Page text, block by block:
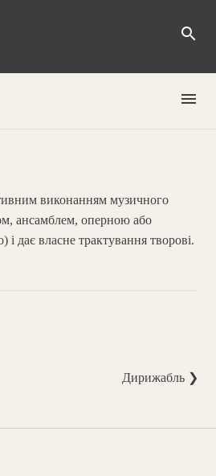
search
menu
виконанням музичного
ансамблем, оперною або
дає власне трактування творові.
Дирижабль ❯